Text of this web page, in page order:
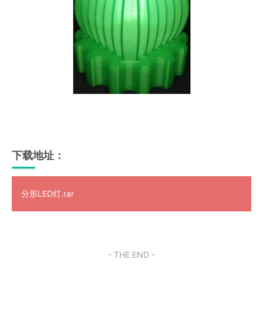
下载地址：
分形LED灯.rar
- THE END -